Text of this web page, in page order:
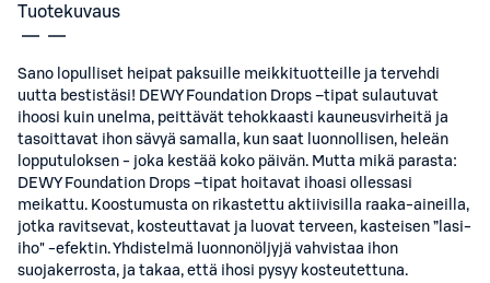
Tuotekuvaus
Sano lopulliset heipat paksuille meikkituotteille ja tervehdi
uutta bestistäsi! DEWY Foundation Drops –tipat sulautuvat
ihoosi kuin unelma, peittävät tehokkaasti kauneusvirheitä ja
tasoittavat ihon sävyä samalla, kun saat luonnollisen, heleän
lopputuloksen - joka kestää koko päivän. Mutta mikä parasta:
DEWY Foundation Drops –tipat hoitavat ihoasi ollessasi
meikattu. Koostumusta on rikastettu aktiivisilla raaka-aineilla,
jotka ravitsevat, kosteuttavat ja luovat terveen, kasteisen ”lasi-
iho" -efektin. Yhdistelmä luonnonöljyjä vahvistaa ihon
suojakerrosta, ja takaa, että ihosi pysyy kosteutettuna.